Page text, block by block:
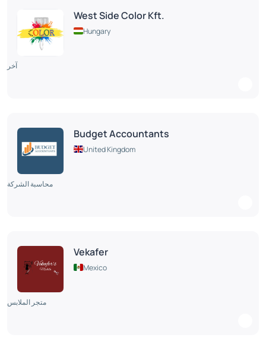
West Side Color Kft.
Hungary
آخر
Budget Accountants
United Kingdom
محاسبة الشركة
Vekafer
Mexico
متجر الملابس